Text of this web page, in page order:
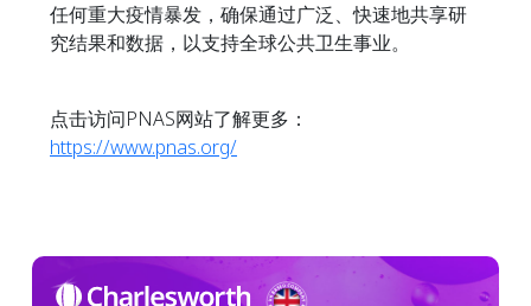
任何重大疫情暴发，确保通过广泛、快速地共享研
究结果和数据，以支持全球公共卫生事业。
点击访问PNAS网站了解更多：
https://www.pnas.org/